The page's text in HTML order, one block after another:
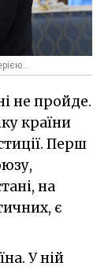
не пройде.
країни
Перш
на
є
У ній